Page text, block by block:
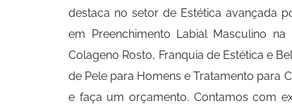
destaca no setor de Estética avançada
em Preenchimento Labial Masculino
Colageno Rosto, Franquia de Estética e
de Pele para Homens e Tratamento para
e faça um orçamento. Contamos com